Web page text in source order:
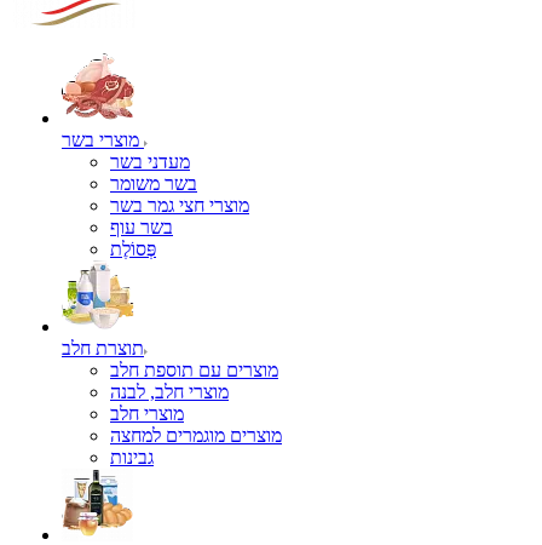
מעדני בשר
בשר משומר
מוצרי חצי גמר בשר
בשר עוף
פְּסוֹלֶת
תוצרת חלב
מוצרים עם תוספת חלב
מוצרי חלב, לבנה
מוצרי חלב
מוצרים מוגמרים למחצה
גבינות